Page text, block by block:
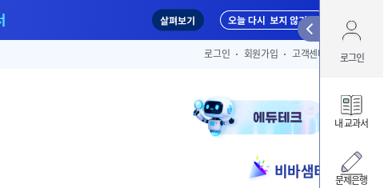
로그인 회원가입 고객센터
비바샘터
로그인
내 교과서
문제은행
아이디
ID/PW 찾